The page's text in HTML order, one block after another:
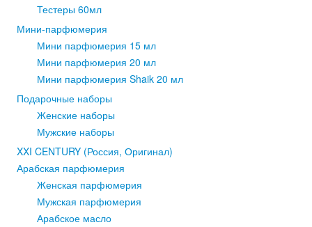
Тестеры 60мл
Мини-парфюмерия
Мини парфюмерия 15 мл
Мини парфюмерия 20 мл
Мини парфюмерия Shaik 20 мл
Подарочные наборы
Женские наборы
Мужские наборы
XXI CENTURY (Россия, Оригинал)
Арабская парфюмерия
Женская парфюмерия
Мужская парфюмерия
Арабское масло